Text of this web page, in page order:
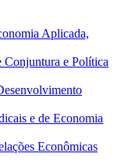
Aplicada,
e Política
e de Economia
Econômicas